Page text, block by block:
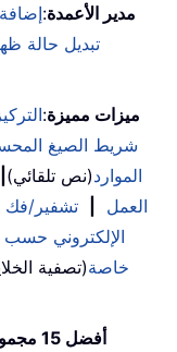
مدير الأعمدة:
تبديل حالة
ميزات مميزة:
شريط الصيغ
الموارد(نص تلقائي)
العمل
تشفير/فك
الإلكتروني حسب
خاصة(تصفية
أفضل 15 مجموعات الأدوات